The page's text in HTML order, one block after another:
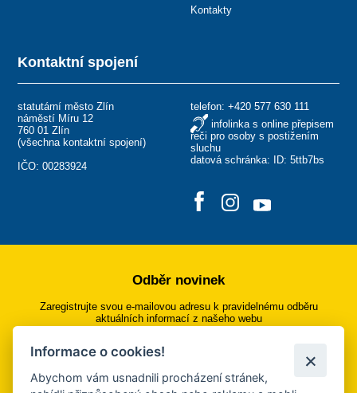
Kontaktní spojení
statutární město Zlín
náměstí Míru 12
760 01 Zlín
(všechna kontaktní spojení)
IČO: 00283924
telefon: +420 577 630 111
infolinka s online přepisem
řeči pro osoby s postižením
sluchu
datová schránka: ID: 5ttb7bs
Kontakty
Odběr novinek
Zaregistrujte svou e-mailovou adresu k pravidelnému odběru
aktuálních informací z našeho webu
Přihlásit se k odběru
Informace o cookies!
Abychom vám usnadnili procházení stránek,